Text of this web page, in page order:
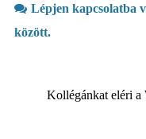
Lépjen kapcsolatba
között.
Kollégánkat eléri a